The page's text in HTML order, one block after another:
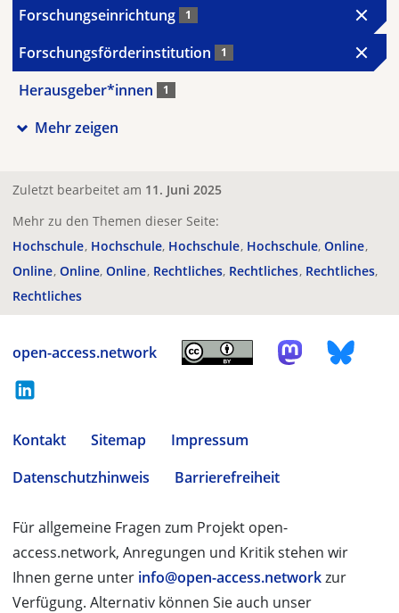
Forschungseinrichtung 1
Forschungsförderinstitution 1
Herausgeber*innen 1
Mehr zeigen
Zuletzt bearbeitet am 11. Juni 2025
Mehr zu den Themen dieser Seite:
Hochschule Hochschule Hochschule Hochschule Online
Online Online Online Rechtliches Rechtliches Rechtliches
Rechtliches
open-access.network
Kontakt Sitemap
Impressum
Datenschutzhinweis
Barrierefreiheit
Für allgemeine Fragen zum Projekt open-
access.network, Anregungen und Kritik stehen wir
Ihnen gerne unter info@open-access.networkzur
Verfügung. Alternativ können Sie auch unser